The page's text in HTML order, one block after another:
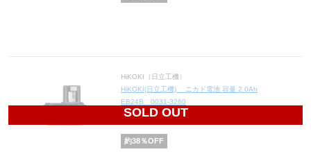
SOLD OUT
HiKOKI（日立工機）
HiKOKI(日立工機) ニカド電池 容量 2.0Ah
EB24B 0031-3260
15,190
約38％OFF